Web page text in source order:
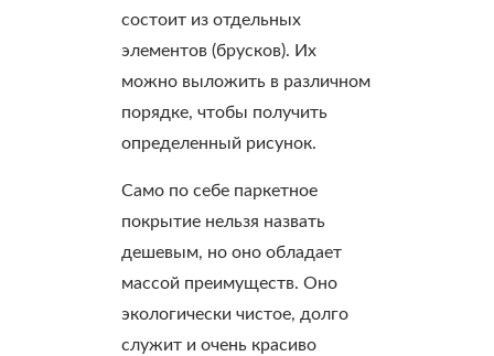
состоит из отдельных
элементов (брусков). Их
можно выложить в различном
порядке, чтобы получить
определенный рисунок.
Само по себе паркетное
покрытие нельзя назвать
дешевым, но оно обладает
массой преимуществ. Оно
экологически чистое, долго
служит и очень красиво